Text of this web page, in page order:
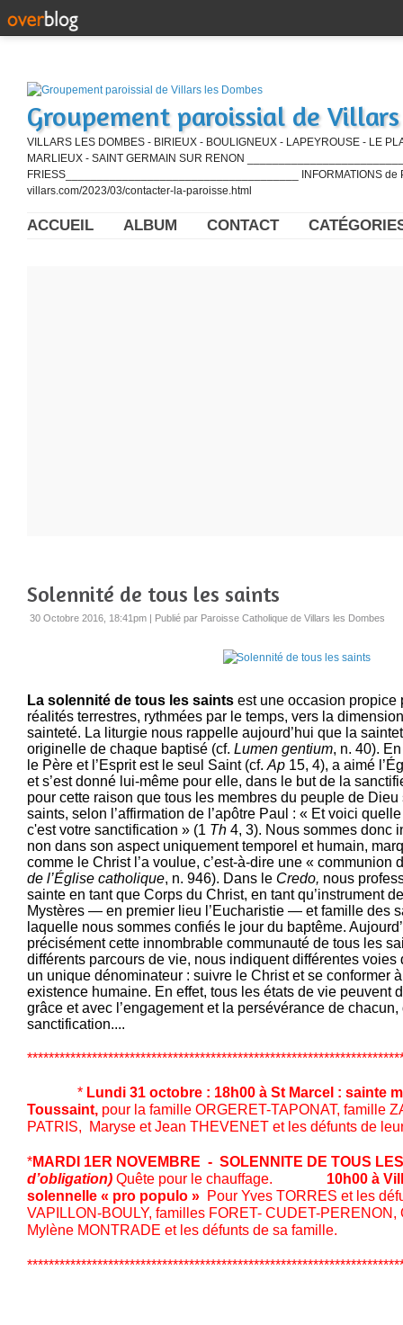
Groupement paroissial de
VILLARS LES DOMBES - BIRIEUX - BOULIGNEUX - LAPEYROUSE - LE
MARLIEUX - SAINT GERMAIN SUR RENON
FRIESS_____________________________________ INFORMATIONS de
villars.com/2023/03/contacter-la-paroisse.html
ACCUEIL ALBUM CONTACT
Solennité de tous les saints
30 Octobre 2016, 18:41pm | Publié par Paroisse Catholique de Villars les Dombes
La solennité de tous les saints est une occasion propice
réalités terrestres, rythmées par le temps, vers la
sainteté. La liturgie nous rappelle aujourd’hui que la
originelle de chaque baptisé (cf. Lumen gentium, n. 40).
le Père et l’Esprit est le seul Saint (cf. Ap 15, 4), a aimé
et s’est donné lui-même pour elle, dans le but de la
pour cette raison que tous les membres du peuple de
saints, selon l’affirmation de l’apôtre Paul : « Et voici
c'est votre sanctification » (1 Th 4, 3). Nous sommes donc
non dans son aspect uniquement temporel et humain,
comme le Christ l’a voulue, c’est-à-dire une « communion
de l’Église catholique, n. 946). Dans le Credo, nous
sainte en tant que Corps du Christ, en tant qu’instrument
Mystères — en premier lieu l’Eucharistie — et famille des
laquelle nous sommes confiés le jour du baptême.
précisément cette innombrable communauté de tous les
différents parcours de vie, nous indiquent différentes voies
un unique dénominateur : suivre le Christ et se conformer
existence humaine. En effet, tous les états de vie peuvent
grâce et avec l’engagement et la persévérance de
sanctification....
* Lundi 31 octobre : 18h00 à St Marcel : sainte
Toussaint, pour la famille ORGERET-TAPONAT, famille
PATRIS, Maryse et Jean THEVENET et les défunts de
*MARDI 1ER NOVEMBRE - SOLENNITE DE TOUS
d’obligation) Quête pour le chauffage.
10h00 à
solennelle « pro populo » Pour Yves TORRES et les
VAPILLON-BOULY, familles FORET- CUDET-PERENON,
Mylène MONTRADE et les défunts de sa famille.